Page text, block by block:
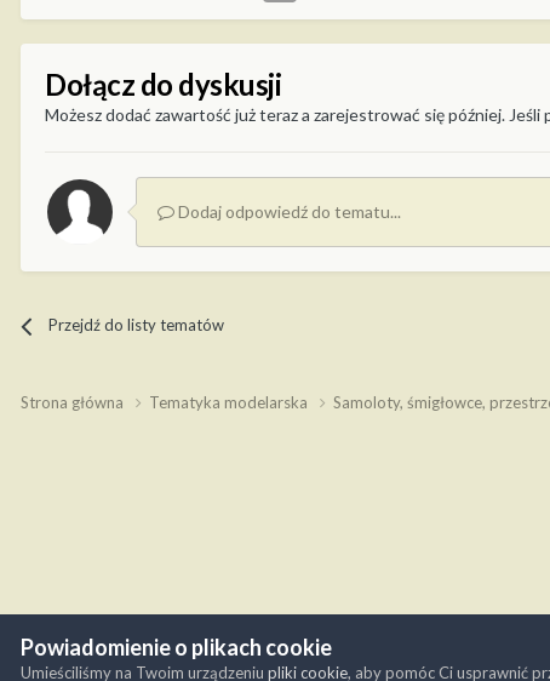
Dołącz do dyskusji
Możesz dodać zawartość już teraz a zarejestrować się później. Jeśli
Dodaj odpowiedź do tematu...
Przejdź do listy tematów
Strona główna Tematyka modelarska Samoloty, śmigłowce,
Powiadomienie o plikach cookie
Umieściliśmy na Twoim urządzeniu pliki cookie, aby pomóc Ci usprawnić